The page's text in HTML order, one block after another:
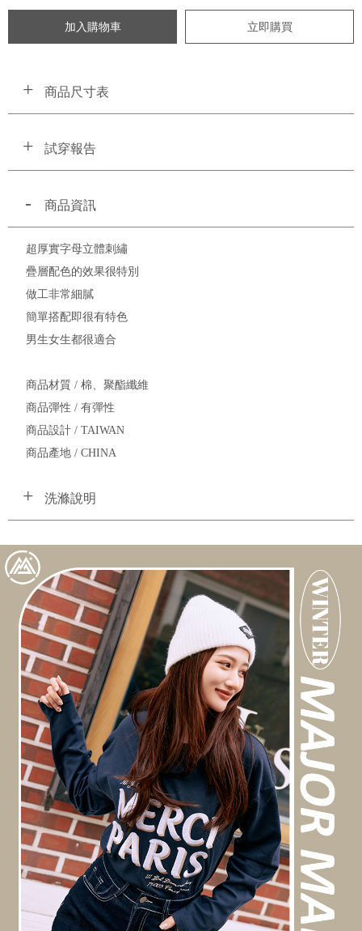
加入購物車 立即購買
商品尺寸表
試穿報告
商品資訊
超厚實字母立體刺繡
疊層配色的效果很特別
做工非常細膩
簡單搭配即很有特色
男生女生都很適合
商品材質 / 棉、聚酯纖維
商品彈性 / 有彈性
商品設計 / TAIWAN
商品產地 / CHINA
洗滌說明